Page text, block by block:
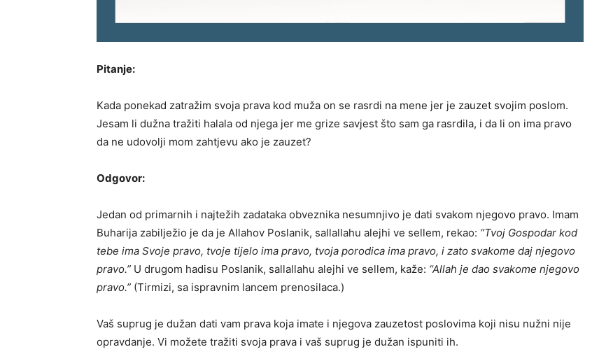
Pitanje:
Kada ponekad zatražim svoja prava kod muža on se rasrdi na mene jer je zauzet svojim poslom.
Jesam li dužna tražiti halala od njega jer me grize savjest što sam ga rasrdila, i da li on ima pravo
da ne udovolji mom zahtjevu ako je zauzet?
Odgovor:
Jedan od primarnih i najtežih zadataka obveznika nesumnjivo je dati svakom njegovo pravo. Imam
Buharija zabilježio je da je Allahov Poslanik, sallallahu alejhi ve sellem, rekao: “Tvoj Gospodar kod
tebe ima Svoje pravo, tvoje tijelo ima pravo, tvoja porodica ima pravo, i zato svakome daj njegovo
pravo.” U drugom hadisu Poslanik, sallallahu alejhi ve sellem, kaže: “Allah je dao svakome njegovo
pravo.” (Tirmizi, sa ispravnim lancem prenosilaca.)
Vaš suprug je dužan dati vam prava koja imate i njegova zauzetost poslovima koji nisu nužni nije
opravdanje. Vi možete tražiti svoja prava i vaš suprug je dužan ispuniti ih.